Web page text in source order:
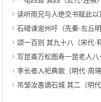
读听雨兄与人绝交书赋此以
石碏谏宠州吁（先秦·左丘明
颂一百则 其九十八（宋代·
写昆崙万松图寿一昆老人八
李长者入祀典歌（明代·周瑛
吊邹汝愚谪石城 其二（明代